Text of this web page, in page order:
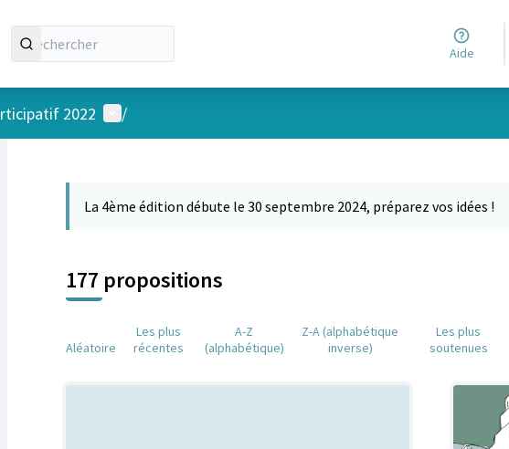
Aide
2022 Menu utilisateur
/
La 4ème édition débute le 30 septembre 2024, préparez vos idées !
177 propositions
Aléatoire
Les plus
récentes
A-Z
(alphabétique)
Z-A (alphabétique
inverse)
Les plus
soutenues